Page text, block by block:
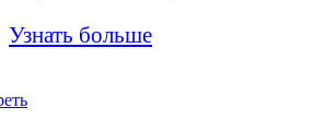
Узнать больше